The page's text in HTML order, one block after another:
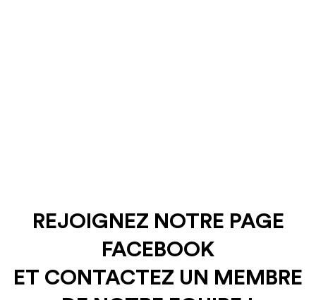
REJOIGNEZ NOTRE PAGE
FACEBOOK
ET CONTACTEZ UN MEMBRE